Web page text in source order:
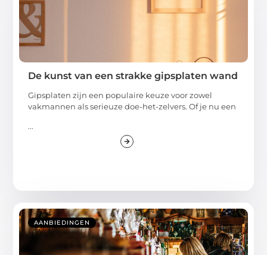
De kunst van een strakke gipsplaten wand
Gipsplaten zijn een populaire keuze voor zowel
vakmannen als serieuze doe-het-zelvers. Of je nu een
...
AANBIEDINGEN